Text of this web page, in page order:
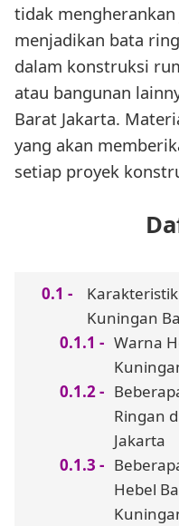
tidak
menjadikan bata
dalam konstruksi
atau bangunan
Barat Jakarta.
yang akan
setiap proyek
Kuningan
Warna
Ringan
Jakarta
Hebel